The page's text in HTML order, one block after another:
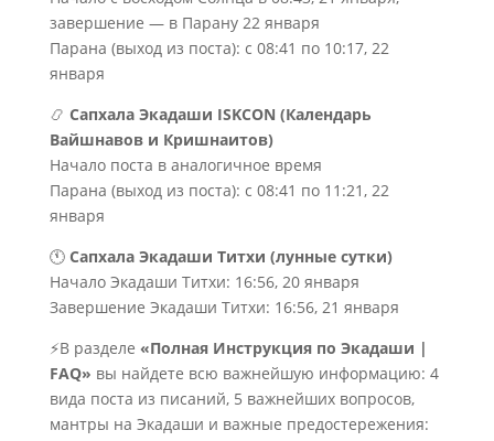
завершение — в Парану 22 января
Парана (выход из поста): с 08:41 по 10:17, 22
января
📿 Сапхала Экадаши ISKCON (Календарь
Вайшнавов и Кришнаитов)
Начало поста в аналогичное время
Парана (выход из поста): с 08:41 по 11:21, 22
января
🕚Сапхала Экадаши Титхи (лунные сутки)
Начало Экадаши Титхи: 16:56, 20 января
Завершение Экадаши Титхи: 16:56, 21 января
⚡В разделе «Полная Инструкция по Экадаши |
FAQ» вы найдете всю важнейшую информацию: 4
вида поста из писаний, 5 важнейших вопросов,
мантры на Экадаши и важные предостережения: